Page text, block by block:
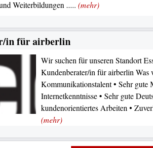
Weiterbildungen ..... (mehr)
in für airberlin
Wir suchen für unseren Standort
Kundenberater/in für airberlin Was
Kommunikationstalent • Sehr gute
Internetkenntnisse • Sehr gute
kundenorientiertes Arbeiten •
(mehr)